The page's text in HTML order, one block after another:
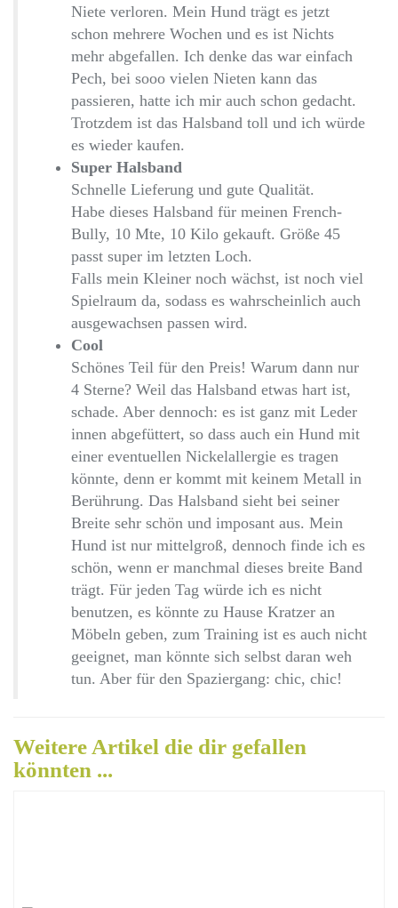
Niete verloren. Mein Hund trägt es jetzt
schon mehrere Wochen und es ist Nichts
mehr abgefallen. Ich denke das war einfach
Pech, bei sooo vielen Nieten kann das
passieren, hatte ich mir auch schon gedacht.
Trotzdem ist das Halsband toll und ich würde
es wieder kaufen.
Super Halsband
Schnelle Lieferung und gute Qualität.
Habe dieses Halsband für meinen French-
Bully, 10 Mte, 10 Kilo gekauft. Größe 45
passt super im letzten Loch.
Falls mein Kleiner noch wächst, ist noch viel
Spielraum da, sodass es wahrscheinlich auch
ausgewachsen passen wird.
Cool
Schönes Teil für den Preis! Warum dann nur
4 Sterne? Weil das Halsband etwas hart ist,
schade. Aber dennoch: es ist ganz mit Leder
innen abgefüttert, so dass auch ein Hund mit
einer eventuellen Nickelallergie es tragen
könnte, denn er kommt mit keinem Metall in
Berührung. Das Halsband sieht bei seiner
Breite sehr schön und imposant aus. Mein
Hund ist nur mittelgroß, dennoch finde ich es
schön, wenn er manchmal dieses breite Band
trägt. Für jeden Tag würde ich es nicht
benutzen, es könnte zu Hause Kratzer an
Möbeln geben, zum Training ist es auch nicht
geeignet, man könnte sich selbst daran weh
tun. Aber für den Spaziergang: chic, chic!
Weitere Artikel die dir gefallen
könnten ...